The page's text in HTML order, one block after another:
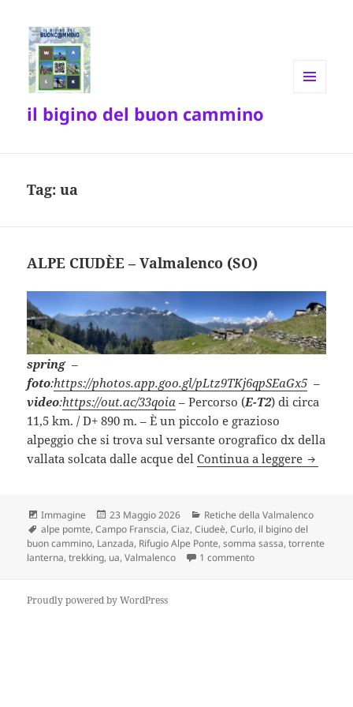
il bigino del buon cammino
Tag:ua
ALPE CIUDÈE – Valmalenco (SO)
spring–
foto:https://photos.app.goo.gl/pLtz9TKj6qpSEaGx5 –
video:https://out.ac/33qoia – Percorso (E-T2) di circa
11,5 km. / D+ 890 m. – È un piccolo e grazioso
alpeggio che si trova sul versante orografico dx della
vallata solcata dalle acque delContinua a leggere ALPE
Formato
Immagine
Scritto
il
23 Maggio 2026 Categorie
Retiche della Valmalenco
Tag
alpe pomte,Campo Franscia,Ciaz,Ciudeè,Curlo, il bigino del
buon cammino, Lanzada, Rifugio Alpe Ponte,somma sassa,torrente
lanterna,trekking, ua,Valmalenco 1 commentosu ALPE CIUDÈE –
Proudly powered by WordPress